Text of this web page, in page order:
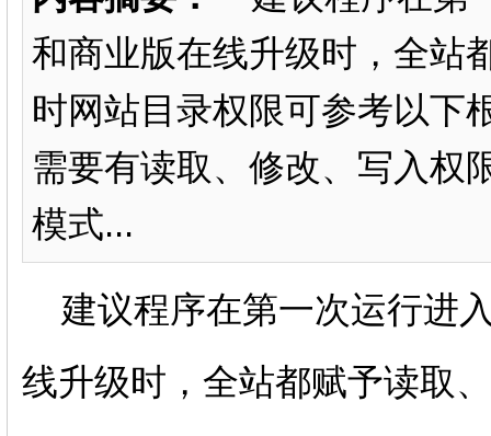
和商业版在线升级时，全站
时网站目录权限可参考以下
需要有读取、修改、写入权
模式...
建议程序在第一次运行进
线升级时，全站都赋予读取